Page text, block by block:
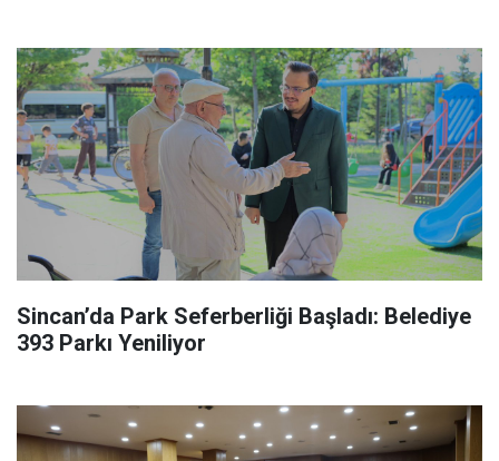
Sincan’da Park Seferberliği Başladı: Belediye
393 Parkı Yeniliyor